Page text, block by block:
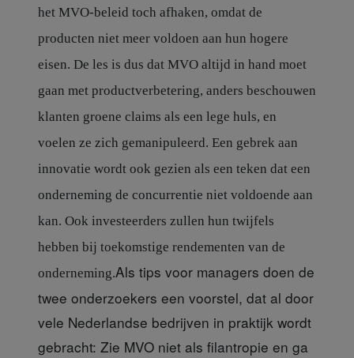
het MVO-beleid toch afhaken, omdat de
producten niet meer voldoen aan hun hogere
eisen. De les is dus dat MVO altijd in hand moet
gaan met productverbetering, anders beschouwen
klanten groene claims als een lege huls, en
voelen ze zich gemanipuleerd. Een gebrek aan
innovatie wordt ook gezien als een teken dat een
onderneming de concurrentie niet voldoende aan
kan. Ook investeerders zullen hun twijfels
hebben bij toekomstige rendementen van de
onderneming.Als tips voor managers doen de
twee onderzoekers een voorstel, dat al door
vele Nederlandse bedrijven in praktijk wordt
gebracht: Zie MVO niet als filantropie en ga